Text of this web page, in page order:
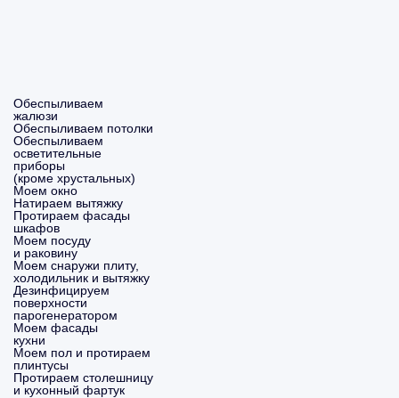
Обеспыливаем
жалюзи
Обеспыливаем потолки
Обеспыливаем
осветительные
приборы
(кроме хрустальных)
Моем окно
Натираем вытяжку
Протираем фасады
шкафов
Моем посуду
и раковину
Моем снаружи плиту,
холодильник и вытяжку
Дезинфицируем
поверхности
парогенератором
Моем фасады
кухни
Моем пол и протираем
плинтусы
Протираем столешницу
и кухонный фартук